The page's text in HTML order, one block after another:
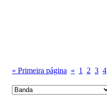
« Primeira página « 1 2 3 4